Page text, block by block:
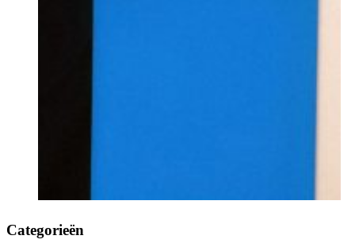
Categorieën